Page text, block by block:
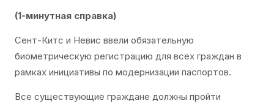
(1-минутная справка)
Сент-Китс и Невис ввели обязательную
биометрическую регистрацию для всех граждан в
рамках инициативы по модернизации паспортов.
Все существующие граждане должны пройти